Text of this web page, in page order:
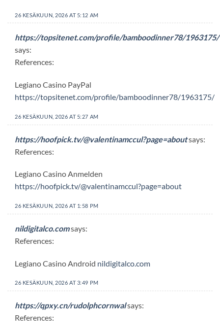
26 KESÄKUUN, 2026 AT 5:12 AM
https://topsitenet.com/profile/bamboodinner78/1963175/
says:
References:
Legiano Casino PayPal
https://topsitenet.com/profile/bamboodinner78/1963175/
26 KESÄKUUN, 2026 AT 5:27 AM
https://hoofpick.tv/@valentinamccul?page=aboutsays:
References:
Legiano Casino Anmelden
https://hoofpick.tv/@valentinamccul?page=about
26 KESÄKUUN, 2026 AT 1:58 PM
nildigitalco.comsays:
References:
Legiano Casino Android nildigitalco.com
26 KESÄKUUN, 2026 AT 3:49 PM
https://qpxy.cn/rudolphcornwalsays:
References: